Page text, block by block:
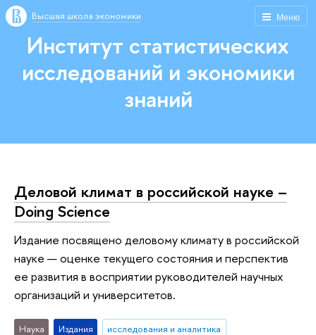
Меню
Высшая школа экономики
Институт статистических
исследований и экономики
знаний
Деловой климат в российской науке –
Doing Science
Издание посвящено деловому климату в российской
науке — оценке текущего состояния и перспектив
ее развития в восприятии руководителей научных
организаций и университетов.
Наука Издания
исследования и аналитика